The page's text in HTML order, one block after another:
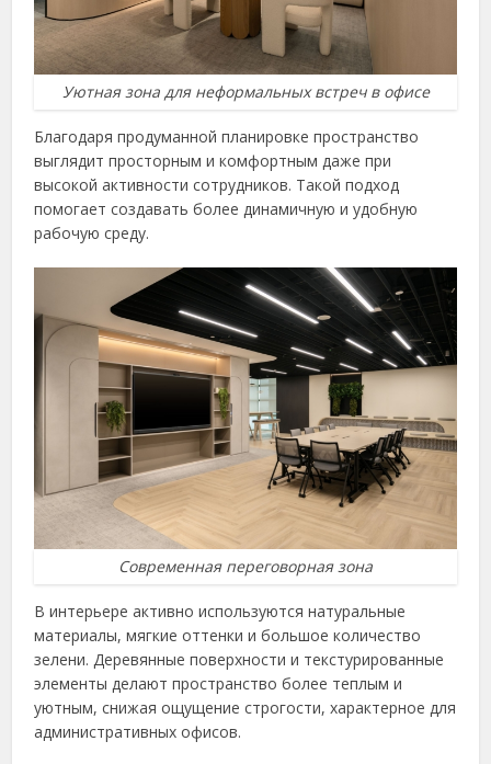
Уютная зона для неформальных встреч в офисе
Благодаря продуманной планировке пространство
выглядит просторным и комфортным даже при
высокой активности сотрудников. Такой подход
помогает создавать более динамичную и удобную
рабочую среду.
Современная переговорная зона
В интерьере активно используются натуральные
материалы, мягкие оттенки и большое количество
зелени. Деревянные поверхности и текстурированные
элементы делают пространство более теплым и
уютным, снижая ощущение строгости, характерное для
административных офисов.